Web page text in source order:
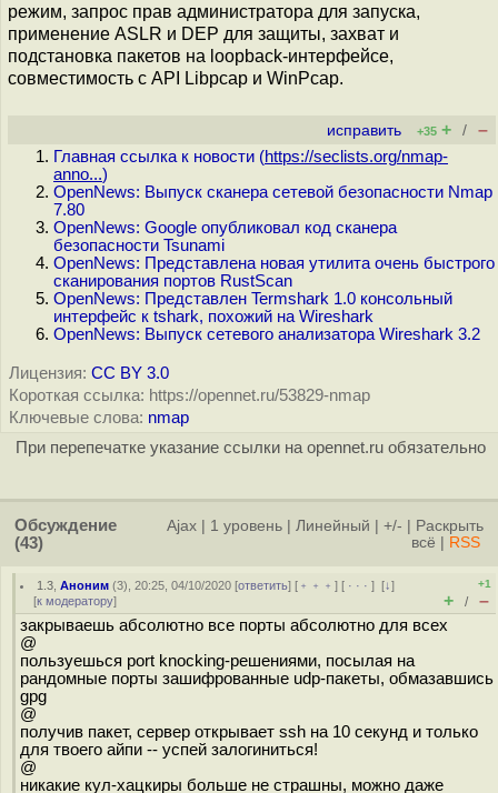
режим, запрос прав администратора для запуска,
применение ASLR и DEP для защиты, захват и
подстановка пакетов на loopback-интерфейсе,
совместимость с API Libpcap и WinPcap.
исправить +35 + / –
Главная ссылка к новости (https://seclists.org/nmap-
anno...)
OpenNews: Выпуск сканера сетевой безопасности Nmap
7.80
OpenNews: Google опубликовал код сканера
безопасности Tsunami
OpenNews: Представлена новая утилита очень быстрого
сканирования портов RustScan
OpenNews: Представлен Termshark 1.0 консольный
интерфейс к tshark, похожий на Wireshark
OpenNews: Выпуск сетевого анализатора Wireshark 3.2
Лицензия: CC BY 3.0
Короткая ссылка: https://opennet.ru/53829-nmap
Ключевые слова: nmap
При перепечатке указание ссылки на opennet.ru обязательно
Обсуждение
(43)
Ajax 1 уровень Линейный +/-
Раскрыть
всё
RSS
1.3 ,Аноним (3), 20:25, 04/10/2020 [ответить] [ ﹢﹢﹢] [ · · ·][↓]
[к модератору]
+1
+ / –
закрываешь абсолютно все порты абсолютно для всех
@
пользуешься port knocking-решениями, посылая на
рандомные порты зашифрованные udp-пакеты, обмазавшись
gpg
@
получив пакет, сервер открывает ssh на 10 секунд и только
для твоего айпи -- успей залогиниться!
@
никакие кул-хацкиры больше не страшны, можно даже